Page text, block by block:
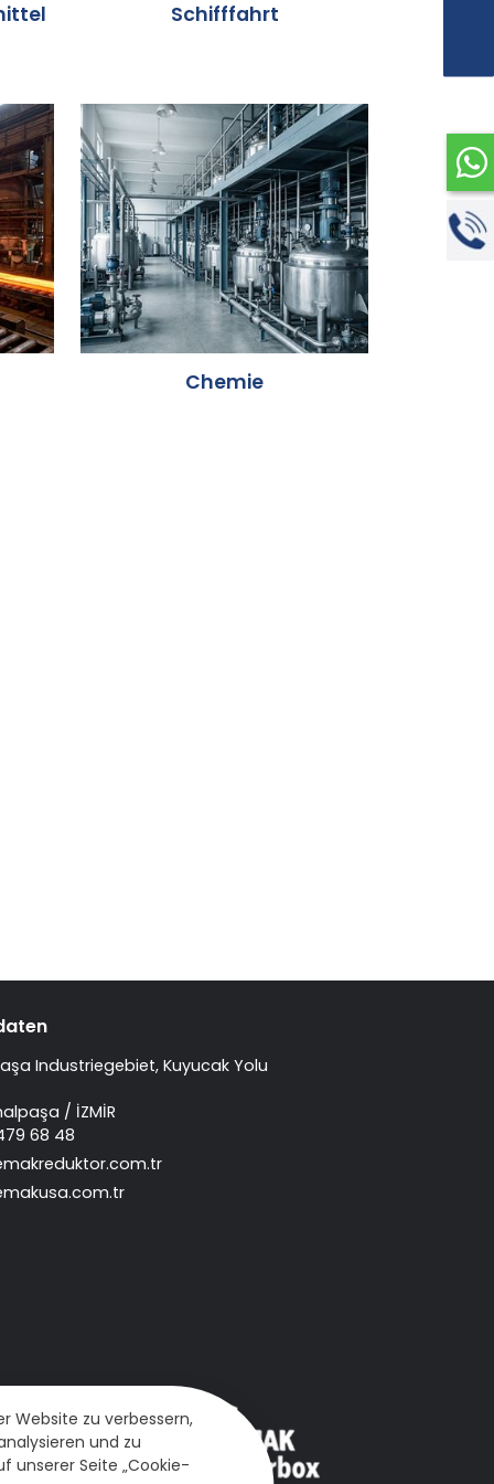
Website zu verbessern,
und zu
unserer Seite „Cookie-
Schifffahrt
Chemie
Industriegebiet, Kuyucak Yolu
/ İZMİR
68 48